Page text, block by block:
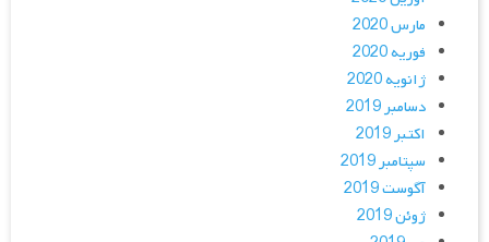
مارس 2020
فوریه 2020
ژانویه 2020
دسامبر 2019
اکتبر 2019
سپتامبر 2019
آگوست 2019
ژوئن 2019